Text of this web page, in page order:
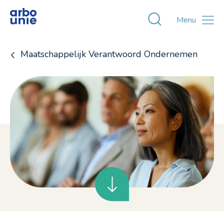
Toggle
Menu
Maatschappelijk Verantwoord Ondernemen